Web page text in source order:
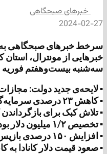
‌خبرهای صبحگاهی
2024-02-27
سرخط خبرهای صبحگاهی به
خبرهایی از مونترال، استان
سه‌شنبه بیست‌وهفتم فوریه
▪ لایحه‌ی جدید دولت:
▪ کاهش ۲۳ درصدی سرمایه‌گذاری خارجی در مونترال
▪ تلاش کبک برای بازگرداندن کبکی‌های ۶۰ تا ۶۹
▪ تخصیص ۱/۲ میلیون دلار بودجه توسط دولت کبک برای مراقبت‌های پایان عمر در خانه
▪ افزایش ۱۵۰ درصدی بازپس‌گیری خانه‌های استیجاری توسط مالکان در کبک
▪ صعود قیمت دلار کانادا به کانال ۴۴ هزار تومانی در بازار